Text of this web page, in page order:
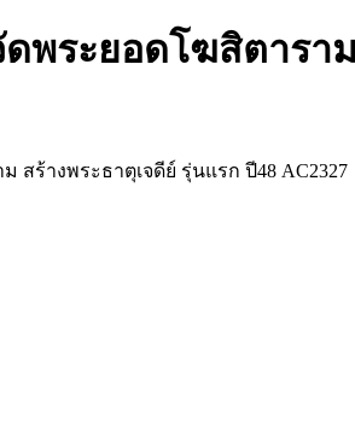
พระยอดโฆสิตาราม
ร้างพระธาตุเจดีย์ รุ่นแรก ปี48 AC2327